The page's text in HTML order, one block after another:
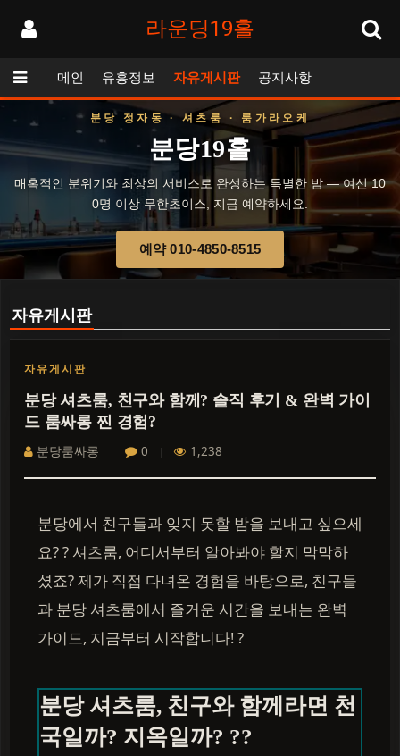
라운딩19홀
메인 유흥정보 자유게시판 공지사항
분당 정자동 · 셔츠룸 · 룸가라오케
분당19홀
매혹적인 분위기와 최상의 서비스로 완성하는 특별한 밤 — 여신 10
0명 이상 무한초이스, 지금 예약하세요.
예약 010-4850-8515
자유게시판
자유게시판
분당 셔츠룸, 친구와 함께? 솔직 후기 & 완벽 가이
드 룸싸롱 찐 경험?
분당룸싸롱 0 1,238
분당에서 친구들과 잊지 못할 밤을 보내고 싶으세
요? ? 셔츠룸, 어디서부터 알아봐야 할지 막막하
셨죠? 제가 직접 다녀온 경험을 바탕으로, 친구들
과 분당 셔츠룸에서 즐거운 시간을 보내는 완벽
가이드, 지금부터 시작합니다! ?
분당 셔츠룸, 친구와 함께라면 천
국일까? 지옥일까? ??